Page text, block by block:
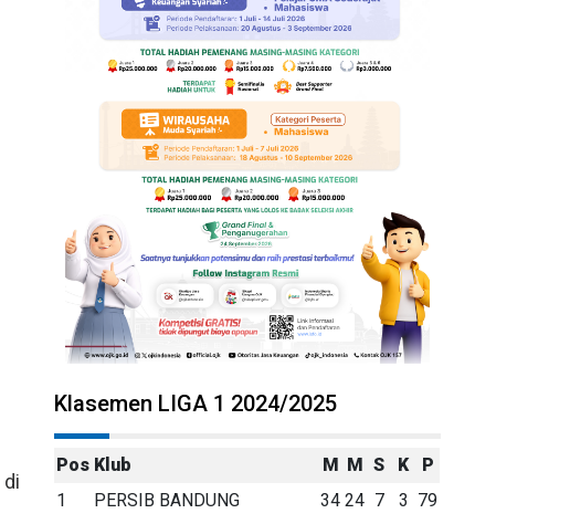
di
Klasemen LIGA 1 2024/2025
Pos Klub M M S K
P
1
PERSIB BANDUNG 34 24 7 3 79